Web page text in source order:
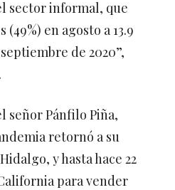
sector informal, que
(49%) en agosto a 13.9
de 2020”,
señor Pánfilo Piña,
retornó a su
y hasta hace 22
para vender